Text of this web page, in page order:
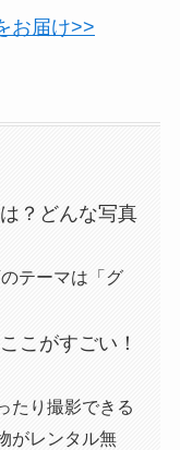
お届け>>
？どんな写真
テーマは「グ
こがすごい！
たり撮影できる
がレンタル無